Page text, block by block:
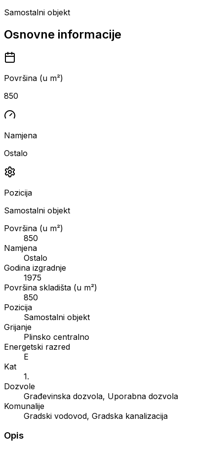
Samostalni objekt
Osnovne informacije
Površina (u m²)
850
Namjena
Ostalo
Pozicija
Samostalni objekt
Površina (u m²)
850
Namjena
Ostalo
Godina izgradnje
1975
Površina skladišta (u m²)
850
Pozicija
Samostalni objekt
Grijanje
Plinsko centralno
Energetski razred
E
Kat
1.
Dozvole
Građevinska dozvola, Uporabna dozvola
Komunalije
Gradski vodovod, Gradska kanalizacija
Opis